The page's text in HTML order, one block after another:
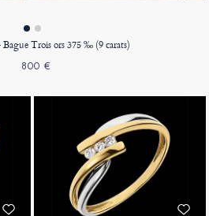
Bague Trois ors 375 ‰ (9 carats)
800 €